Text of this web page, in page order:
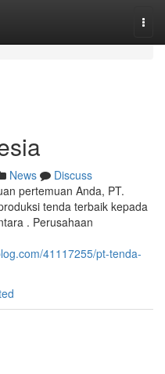
News
Discuss
pertemuan Anda, PT.
tenda terbaik kepada
. Perusahaan
41117255/pt-tenda-